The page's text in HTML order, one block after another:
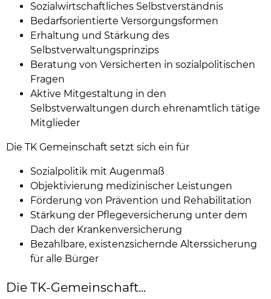
Sozialwirtschaftliches Selbstverständnis
Bedarfsorientierte Versorgungsformen
Erhaltung und Stärkung des
Selbstverwaltungsprinzips
Beratung von Versicherten in sozialpolitischen
Fragen
Aktive Mitgestaltung in den
Selbstverwaltungen durch ehrenamtlich tätige
Mitglieder
Die TK Gemeinschaft setzt sich ein für
Sozialpolitik mit Augenmaß
Objektivierung medizinischer Leistungen
Förderung von Prävention und Rehabilitation
Stärkung der Pflegeversicherung unter dem
Dach der Krankenversicherung
Bezahlbare, existenzsichernde Alterssicherung
für alle Bürger
Die TK-Gemeinschaft...